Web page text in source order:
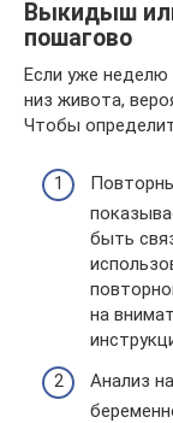
Выкидыш
пошагово
Если уже неделю
низ живота,
Чтобы
быть
на
Анализ